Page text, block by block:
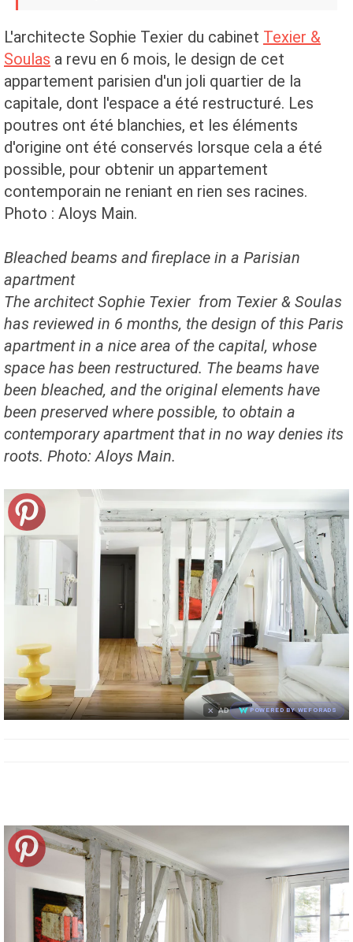
L'architecte Sophie Texier du cabinet Texier &
Soulas a revu en 6 mois, le design de cet
appartement parisien d'un joli quartier de la
capitale, dont l'espace a été restructuré. Les
poutres ont été blanchies, et les éléments
d'origine ont été conservés lorsque cela a été
possible, pour obtenir un appartement
contemporain ne reniant en rien ses racines.
Photo : Aloys Main.
Bleached beams and fireplace in a Parisian
apartment
The architect Sophie Texier from Texier & Soulas
has reviewed in 6 months, the design of this Paris
apartment in a nice area of the capital, whose
space has been restructured. The beams have
been bleached, and the original elements have
been preserved where possible, to obtain a
contemporary apartment that in no way denies its
roots. Photo: Aloys Main.
× AD POWERED BY WEFORADS